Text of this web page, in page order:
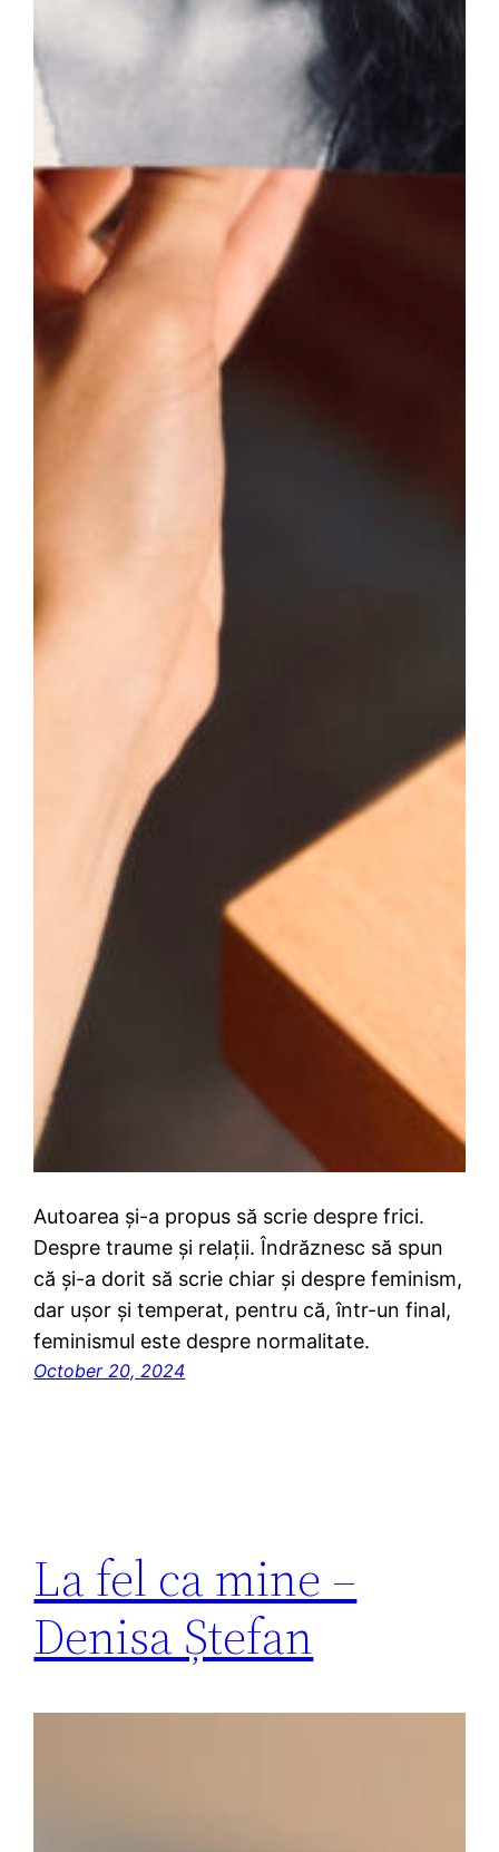
Autoarea și-a propus să scrie despre frici.
Despre traume și relații. Îndrăznesc să spun
că și-a dorit să scrie chiar și despre feminism,
dar ușor și temperat, pentru că, într-un final,
feminismul este despre normalitate.
October 20, 2024
La fel ca mine –
Denisa Ștefan